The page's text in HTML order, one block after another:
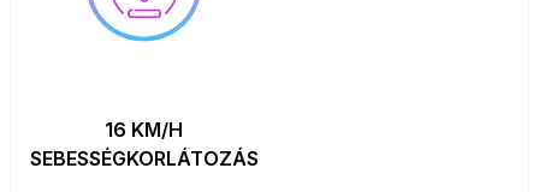
16 KM/H
SEBESSÉGKORLÁTOZÁS